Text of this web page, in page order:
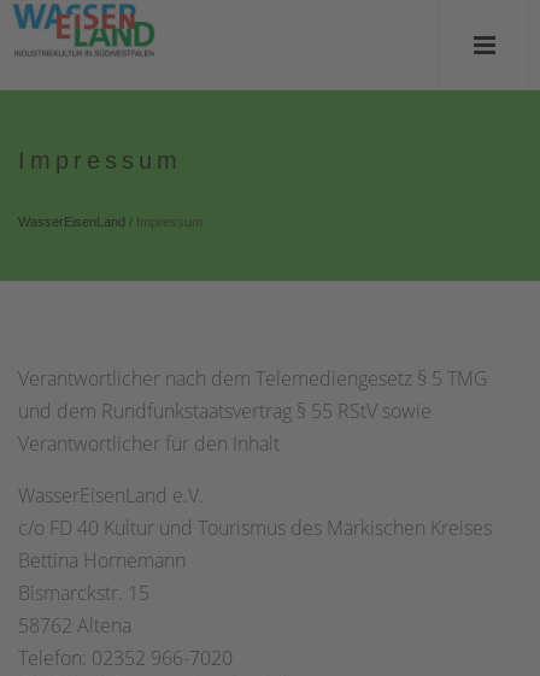
Impressum
WasserEisenLand / Impressum
Verantwortlicher nach dem Telemediengesetz § 5 TMG
und dem Rundfunkstaatsvertrag § 55 RStV sowie
Verantwortlicher für den Inhalt
WasserEisenLand e.V.
c/o FD 40 Kultur und Tourismus des Märkischen Kreises
Bettina Hornemann
Bismarckstr. 15
58762 Altena
Telefon: 02352 966-7020